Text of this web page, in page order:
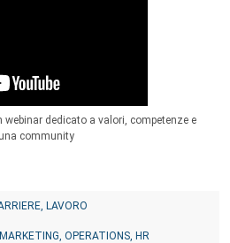
webinar dedicato a valori, competenze e
community
LAVORO
OPERATIONS, HR